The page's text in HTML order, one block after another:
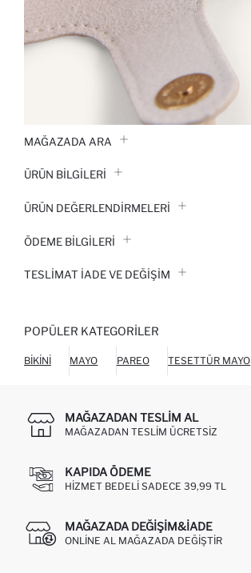
MAĞAZADA ARA
ÜRÜN BILGILERI
ÜRÜN DEĞERLENDİRMELERİ
ÖDEME BİLGİLERİ
TESLIMAT İADE VE DEĞIŞIM
POPÜLER KATEGORILER
BIKINI MAYO PAREO TESETTÜR MAYO
MAĞAZADAN TESLIM AL
MAĞAZADAN TESLIM ÜCRETSIZ
KAPIDA ÖDEME
HIZMET BEDELI SADECE 39,99 TL
MAĞAZADA DEĞIŞIM&İADE
ONLINE AL MAĞAZADA DEĞIŞTIR